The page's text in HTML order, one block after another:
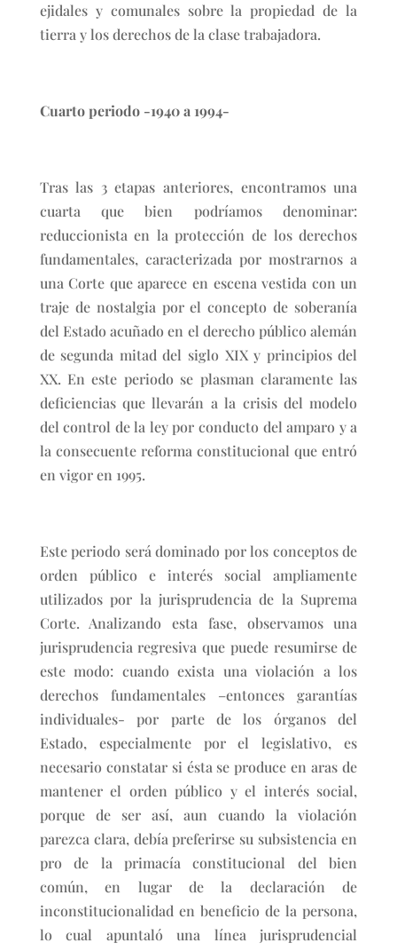
ejidales y comunales sobre la propiedad de la
tierra y los derechos de la clase trabajadora.
Cuarto periodo -1940 a 1994-
Tras las 3 etapas anteriores, encontramos una
cuarta que bien podríamos denominar:
reduccionista en la protección de los derechos
fundamentales, caracterizada por mostrarnos a
una Corte que aparece en escena vestida con un
traje de nostalgia por el concepto de soberanía
del Estado acuñado en el derecho público alemán
de segunda mitad del siglo XIX y principios del
XX. En este periodo se plasman claramente las
deficiencias que llevarán a la crisis del modelo
del control de la ley por conducto del amparo y a
la consecuente reforma constitucional que entró
en vigor en 1995.
Este periodo será dominado por los conceptos de
orden público e interés social ampliamente
utilizados por la jurisprudencia de la Suprema
Corte. Analizando esta fase, observamos una
jurisprudencia regresiva que puede resumirse de
este modo: cuando exista una violación a los
derechos fundamentales –entonces garantías
individuales- por parte de los órganos del
Estado, especialmente por el legislativo, es
necesario constatar si ésta se produce en aras de
mantener el orden público y el interés social,
porque de ser así, aun cuando la violación
parezca clara, debía preferirse su subsistencia en
pro de la primacía constitucional del bien
común, en lugar de la declaración de
inconstitucionalidad en beneficio de la persona,
lo cual apuntaló una línea jurisprudencial